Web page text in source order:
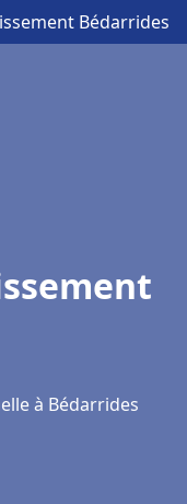
Bédarrides
à Bédarrides